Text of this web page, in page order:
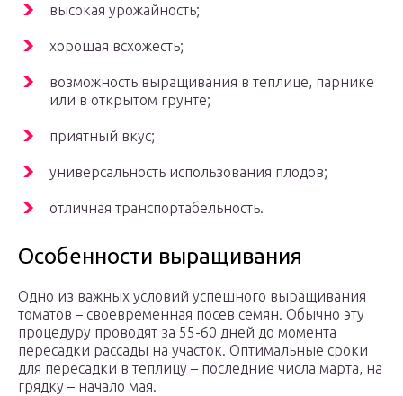
высокая урожайность;
хорошая всхожесть;
возможность выращивания в теплице, парнике
или в открытом грунте;
приятный вкус;
универсальность использования плодов;
отличная транспортабельность.
Особенности выращивания
Одно из важных условий успешного выращивания
томатов – своевременная посев семян. Обычно эту
процедуру проводят за 55-60 дней до момента
пересадки рассады на участок. Оптимальные сроки
для пересадки в теплицу – последние числа марта, на
грядку – начало мая.